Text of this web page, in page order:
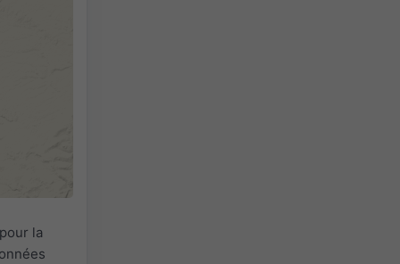
la